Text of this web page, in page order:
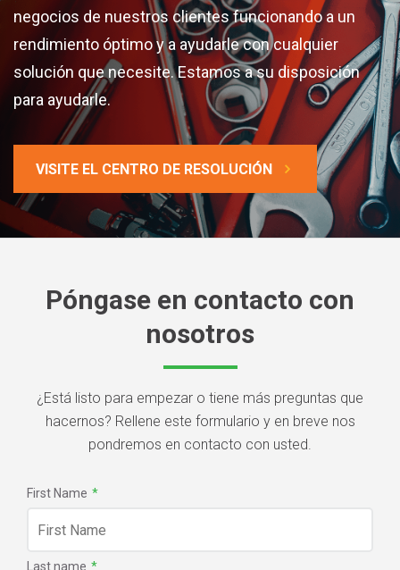
negocios de nuestros clientes funcionando a un
rendimiento óptimo y a ayudarle con cualquier
solución que necesite. Estamos a su disposición
para ayudarle.
VISITE EL CENTRO DE RESOLUCIÓN
Póngase en contacto con
nosotros
¿Está listo para empezar o tiene más preguntas que
hacernos? Rellene este formulario y en breve nos
pondremos en contacto con usted.
First Name *
Last name *